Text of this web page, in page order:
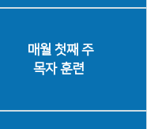
매월 첫째 주
목자 훈련